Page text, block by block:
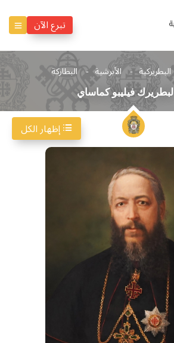
تبرع الآن
البطريركية الأبرشية البطاركة
إظهار الكل